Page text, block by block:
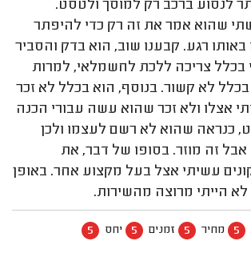
לנסוע ברכב רק למוסך ולטסט.
שהוא אמר את זה רק כדי להיפתר
באותו רגע. קבענו שוב, הוא בדק והסביר
בכלל צריכה ללכת לחשמלאי, למרות
לא קשור. בנוסף, הוא בכלל לא זכר
אצלו ולא זכר שהוא עשה עבורי הכנה
כנראה שהוא לא רשם לעצמו ולכן
זה מוזר. בסופו של דבר, את
עשיתי אצל בעל מקצוע אחר. באופן
לא הייתי מרוצה מהשירות.
5 מחיר 5 זמנים 5 יחס 5